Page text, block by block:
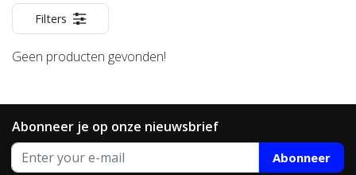
Filters
Geen producten gevonden!
Abonneer je op onze nieuwsbrief
Abonneer